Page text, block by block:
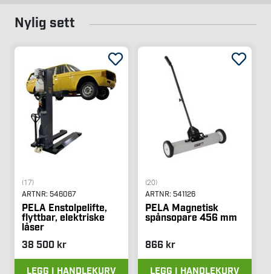
Nylig sett
(17)
ARTNR: 546067
PELA Enstolpelifte,
flyttbar, elektriske
låser
38 500 kr
LEGG I HANDLEKURV
(20)
ARTNR: 541126
PELA Magnetisk
spånsopare 456 mm
866 kr
LEGG I HANDLEKURV